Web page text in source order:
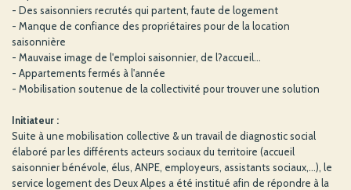
- Des saisonniers recrutés qui partent, faute de logement
- Manque de confiance des propriétaires pour de la location
saisonnière
- Mauvaise image de l'emploi saisonnier, de l?accueil...
- Appartements fermés à l'année
- Mobilisation soutenue de la collectivité pour trouver une solution
Initiateur :
Suite à une mobilisation collective & un travail de diagnostic social
élaboré par les différents acteurs sociaux du territoire (accueil
saisonnier bénévole, élus, ANPE, employeurs, assistants sociaux,...), le
service logement des Deux Alpes a été institué afin de répondre à la